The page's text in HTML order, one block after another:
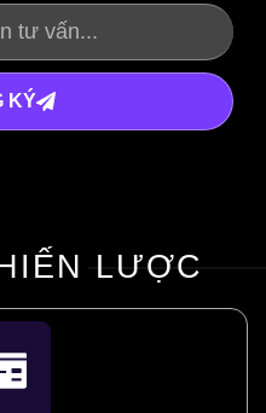
KÝ
LƯỢC